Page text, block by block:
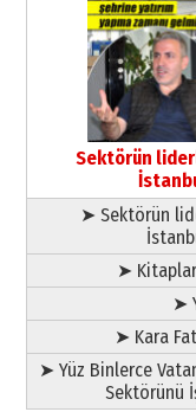
Murat
çıtayı
17 Şubat 2026 Salı Orhan
Bir
elinde?
A.
BİR
28
Ahmet
Ahmed
26 Mart
Sektörün
➤ Sektörün
➤
➤
➤ Kara
➤ Yüz Binlerce
Sektörünü